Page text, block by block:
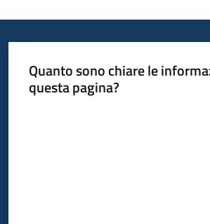
Mediateca
Giuseppe
Guglielmi
Quanto sono chiare le
questa pagina?